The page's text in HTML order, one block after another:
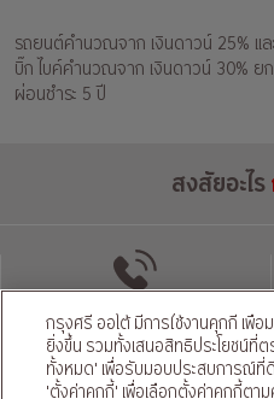
รถยนต์คำนวณจาก เงินดาวน์ 25% แล
บิ๊ก ไบค์คำนวณจาก เงินดาวน์ 30% ย
ผ่อนชำระ 5 ปี
สงสัยอะไร
โทรติดต่อ
นโยบายความเป็นส่วนตัว | นโยบายคุ้
กรุงศรี ออโต้ มีการใช้งานคุกกี้ เพื่
ยิ่งขึ้น รวมทั้งเสนอสิทธิประโยชน์ที่
ทั้งหมด' เพื่อรับมอบประสบการณ์ที่
'ตั้งค่าคุกกี้' เพื่อเลือกตั้งค่าคุกกี้ตา